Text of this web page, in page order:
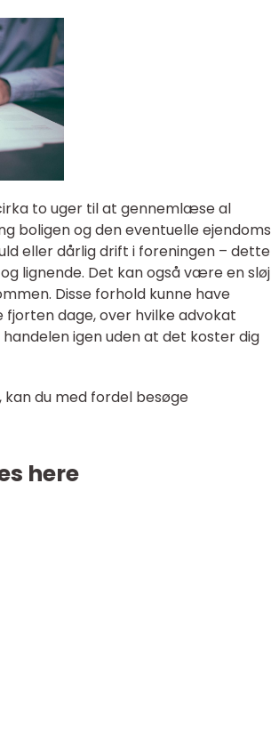
to uger til at gennemlæse al
boligen og den eventuelle ejendoms
eller dårlig drift i foreningen – dette
lignende. Det kan også være en sløj
Disse forhold kunne have
dage, over hvilke advokat
igen uden at det koster dig
du med fordel besøge
here